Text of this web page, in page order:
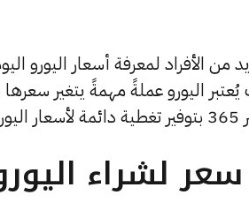
اليورو عملةً مهمةً يتغير سعرها
لشراء